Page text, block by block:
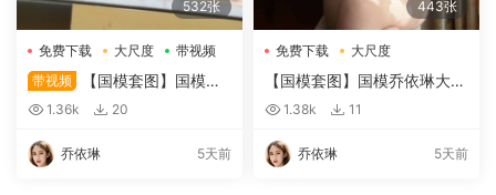
532张
免费下载 大尺度
带视频
带视频
【国模套图】国模乔
依琳大尺度人体私拍套图（2
1.36k 20
乔依琳 5天前
443张
免费下载 大尺度
【国模套图】国模乔依琳大尺
度人体私拍套图
1.38k 11
乔依琳 5天前